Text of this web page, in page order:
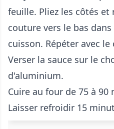
feuille. Pliez les côtés et
couture vers le bas
cuisson. Répéter avec
Verser la sauce sur le
d'aluminium.
Cuire au four de 75 à 90
Laisser refroidir 15